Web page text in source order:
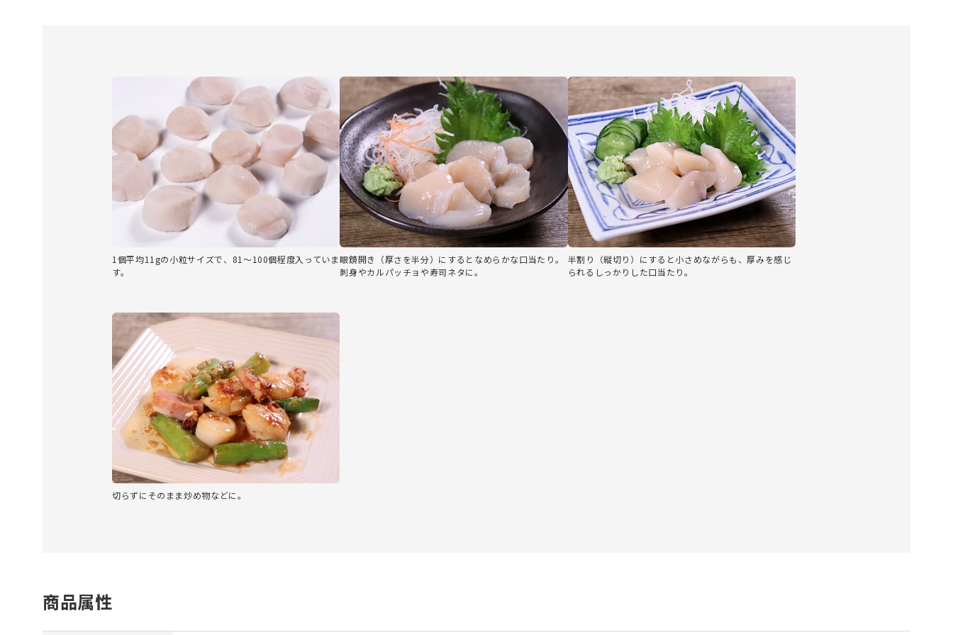
1個平均11gの小粒サイズで、81～100個程度入っていま
す。
眼鏡開き（厚さを半分）にするとなめらかな口当たり。
刺身やカルパッチョや寿司ネタに。
半割り（縦切り）にすると小さめながらも、厚みを感じ
られるしっかりした口当たり。
切らずにそのまま炒め物などに。
商品属性